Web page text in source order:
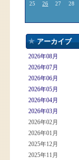
25
26 27 28
アーカイブ
2026年08月
2026年07月
2026年06月
2026年05月
2026年04月
2026年03月
2026年02月
2026年01月
2025年12月
2025年11月